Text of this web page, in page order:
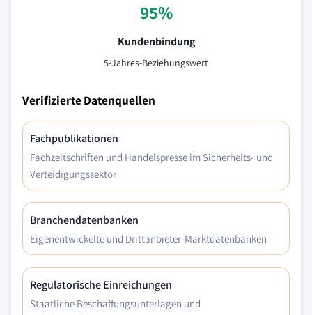
95%
Kundenbindung
5-Jahres-Beziehungswert
Verifizierte Datenquellen
Fachpublikationen
Fachzeitschriften und Handelspresse im Sicherheits- und
Verteidigungssektor
Branchendatenbanken
Eigenentwickelte und Drittanbieter-Marktdatenbanken
Regulatorische Einreichungen
Staatliche Beschaffungsunterlagen und